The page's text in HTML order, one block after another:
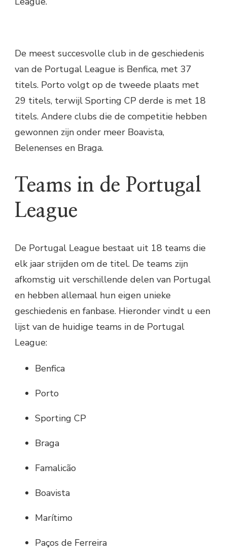
De meest succesvolle club in de geschiedenis
van de Portugal League is Benfica, met 37
titels. Porto volgt op de tweede plaats met
29 titels, terwijl Sporting CP derde is met 18
titels. Andere clubs die de competitie hebben
gewonnen zijn onder meer Boavista,
Belenenses en Braga.
Teams in de Portugal
League
De Portugal League bestaat uit 18 teams die
elk jaar strijden om de titel. De teams zijn
afkomstig uit verschillende delen van Portugal
en hebben allemaal hun eigen unieke
geschiedenis en fanbase. Hieronder vindt u een
lijst van de huidige teams in de Portugal
League:
Benfica
Porto
Sporting CP
Braga
Famalicão
Boavista
Marítimo
Paços de Ferreira